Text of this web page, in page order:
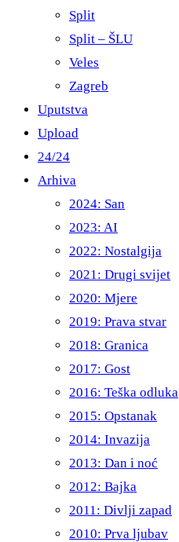
Split
Split – ŠLU
Veles
Zagreb
Uputstva
Upload
24/24
Arhiva
2024: San
2023: AI
2022: Nostalgija
2021: Drugi svijet
2020: Mjere
2019: Prava stvar
2018: Granica
2017: Gost
2016: Teška odluka
2015: Opstanak
2014: Invazija
2013: Dan i noć
2012: Bajka
2011: Divlji zapad
2010: Prva ljubav